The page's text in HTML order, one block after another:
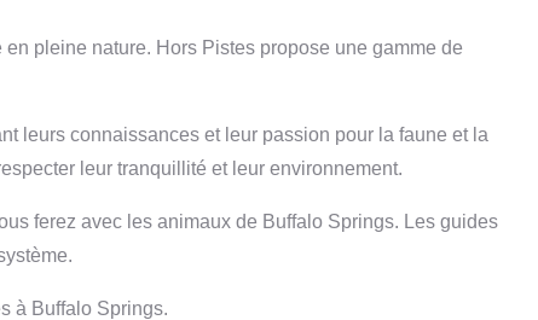
pleine nature. Hors Pistes propose une gamme de
leurs connaissances et leur passion pour la faune et la
leur tranquillité et leur environnement.
ferez avec les animaux de Buffalo Springs. Les guides
à Buffalo Springs.